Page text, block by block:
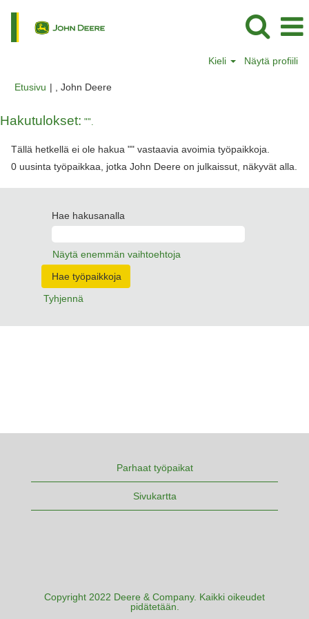
Kieli Näytä profiili
Etusivu | , John Deere(nykyinen
Hakutulokset: "".
Tällä hetkellä ei ole hakua "" vastaavia avoimia työpaikkoja.
0 uusinta työpaikkaa, jotka John Deere on julkaissut, näkyvät alla.
Hae hakusanalla
Näytä enemmän vaihtoehtoja
Tyhjennä
Parhaat työpaikat
Sivukartta
Copyright 2022 Deere & Company. Kaikki oikeudet
pidätetään.